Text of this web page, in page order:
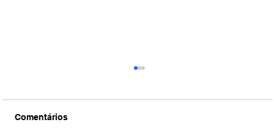
Comentários